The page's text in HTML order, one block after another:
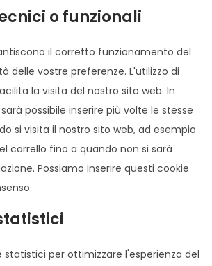
o funzionali
il corretto funzionamento del
delle vostre preferenze. L'utilizzo di
la visita del nostro sito web. In
possibile inserire più volte le stesse
si visita il nostro sito web, ad esempio
carrello fino a quando non si sarà
Possiamo inserire questi cookie
statistici per ottimizzare l'esperienza del